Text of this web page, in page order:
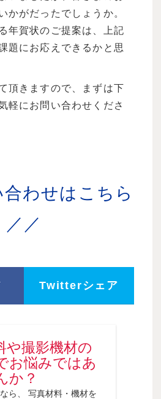
かがだったでしょうか。
年賀状のご提案は、上記
題にお応えできるかと思
頂きますので、まずは下
軽にお問い合わせくださ
わせはこちら
／／
Twitterシェア
や撮影機材の
お悩みではあ
か？
ら、 写真材料・機材を